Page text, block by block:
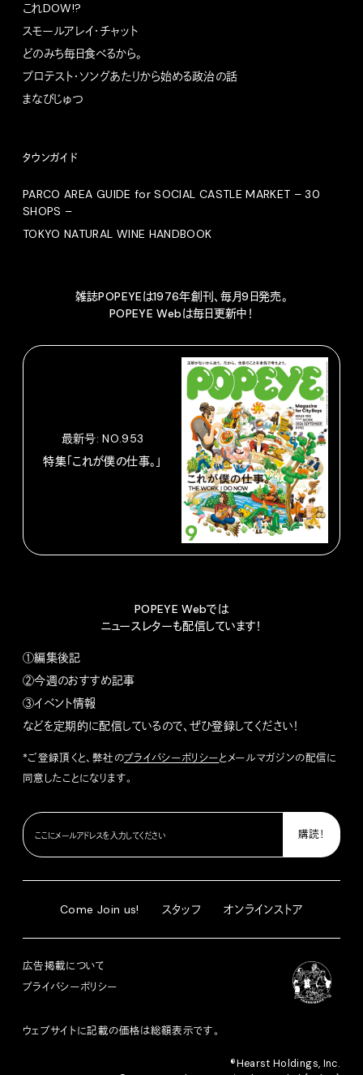
これDOW!?
スモールアレイ・チャット
どのみち毎日食べるから。
プロテスト・ソングあたりから始める政治の話
まなびじゅつ
タウンガイド
PARCO AREA GUIDE for SOCIAL CASTLE MARKET – 30
SHOPS –
TOKYO NATURAL WINE HANDBOOK
雑誌POPEYEは1976年創刊、毎月9日発売。
POPEYE Webは毎日更新中！
最新号: NO.953
特集「これが僕の仕事。」
POPEYE Webでは
ニュースレターも配信しています！
①編集後記
②今週のおすすめ記事
③イベント情報
などを定期的に配信しているので、ぜひ登録してください！
*ご登録頂くと、弊社のプライバシーポリシーとメールマガジンの配信に
同意したことになります。
Come Join us! スタッフ オンラインストア
広告掲載について
プライバシーポリシー
ウェブサイトに記載の価格は総額表示です。
®︎Hearst Holdings, Inc.